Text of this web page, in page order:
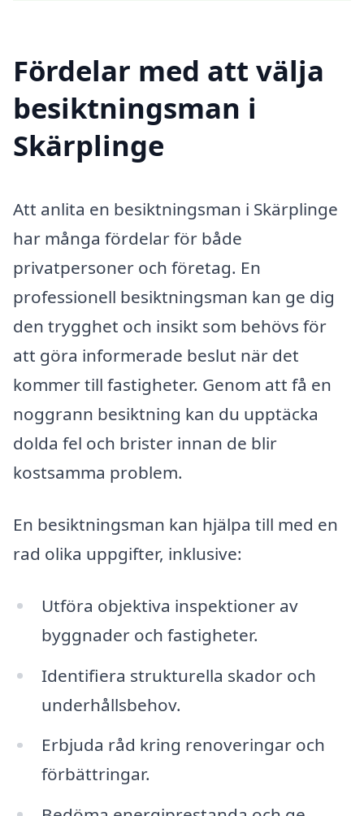
Fördelar med att välja
besiktningsman i
Skärplinge
Att anlita en besiktningsman i Skärplinge
har många fördelar för både
privatpersoner och företag. En
professionell besiktningsman kan ge dig
den trygghet och insikt som behövs för
att göra informerade beslut när det
kommer till fastigheter. Genom att få en
noggrann besiktning kan du upptäcka
dolda fel och brister innan de blir
kostsamma problem.
En besiktningsman kan hjälpa till med en
rad olika uppgifter, inklusive:
Utföra objektiva inspektioner av
byggnader och fastigheter.
Identifiera strukturella skador och
underhållsbehov.
Erbjuda råd kring renoveringar och
förbättringar.